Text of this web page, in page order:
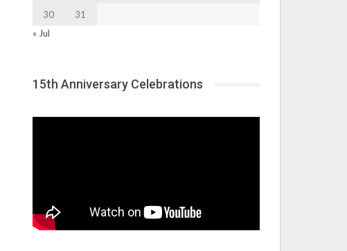
30
31
« Jul
15th Anniversary Celebrations